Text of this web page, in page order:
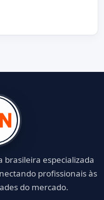
especializada
profissionais às
do mercado.